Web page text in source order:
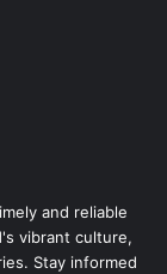
and reliable
vibrant culture,
Stay informed